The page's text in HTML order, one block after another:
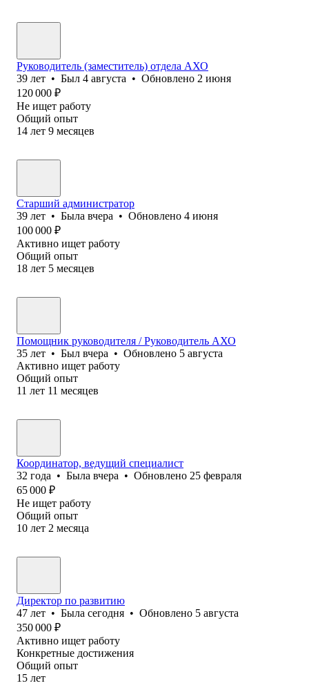
Руководитель (заместитель) отдела АХО
39 лет • Был 4 августа • Обновлено 2 июня
120 000 ₽
Не ищет работу
Общий опыт
14 лет 9 месяцев
Старший администратор
39 лет • Была вчера • Обновлено 4 июня
100 000 ₽
Активно ищет работу
Общий опыт
18 лет 5 месяцев
Помощник руководителя / Руководитель АХО
35 лет • Был вчера • Обновлено 5 августа
Активно ищет работу
Общий опыт
11 лет 11 месяцев
Координатор, ведущий специалист
32 года • Была вчера • Обновлено 25 февраля
65 000 ₽
Не ищет работу
Общий опыт
10 лет 2 месяца
Директор по развитию
47 лет • Была сегодня • Обновлено 5 августа
350 000 ₽
Активно ищет работу
Конкретные достижения
Общий опыт
15 лет